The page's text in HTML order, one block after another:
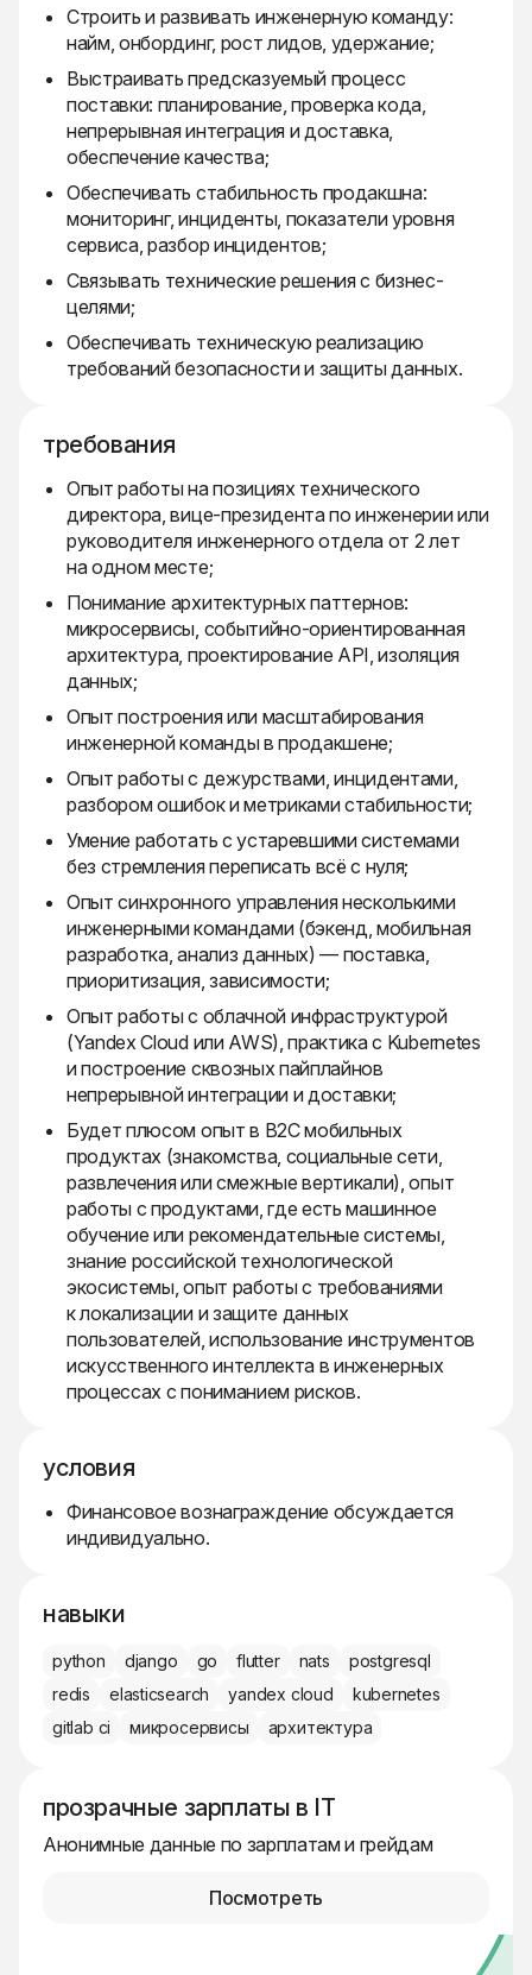
Строить и развивать инженерную команду:
найм, онбординг, рост лидов, удержание;
Выстраивать предсказуемый процесс
поставки: планирование, проверка кода,
непрерывная интеграция и доставка,
обеспечение качества;
Обеспечивать стабильность продакшна:
мониторинг, инциденты, показатели уровня
сервиса, разбор инцидентов;
Связывать технические решения с бизнес-
целями;
Обеспечивать техническую реализацию
требований безопасности и защиты данных.
требования
Опыт работы на позициях технического
директора, вице-президента по инженерии или
руководителя инженерного отдела от 2 лет
на одном месте;
Понимание архитектурных паттернов:
микросервисы, событийно-ориентированная
архитектура, проектирование API, изоляция
данных;
Опыт построения или масштабирования
инженерной команды в продакшене;
Опыт работы с дежурствами, инцидентами,
разбором ошибок и метриками стабильности;
Умение работать с устаревшими системами
без стремления переписать всё с нуля;
Опыт синхронного управления несколькими
инженерными командами (бэкенд, мобильная
разработка, анализ данных) — поставка,
приоритизация, зависимости;
Опыт работы с облачной инфраструктурой
(Yandex Cloud или AWS), практика с Kubernetes
и построение сквозных пайплайнов
непрерывной интеграции и доставки;
Будет плюсом опыт в B2C мобильных
продуктах (знакомства, социальные сети,
развлечения или смежные вертикали), опыт
работы с продуктами, где есть машинное
обучение или рекомендательные системы,
знание российской технологической
экосистемы, опыт работы с требованиями
к локализации и защите данных
пользователей, использование инструментов
искусственного интеллекта в инженерных
процессах с пониманием рисков.
условия
Финансовое вознаграждение обсуждается
индивидуально.
навыки
python django go flutter nats
postgresql
redis
elasticsearch yandex cloud
kubernetes
gitlab ci
микросервисы архитектура
прозрачные зарплаты в IT
Анонимные данные по зарплатам и грейдам
Посмотреть